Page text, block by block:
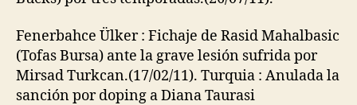
Fenerbahce Ülker : Fichaje de Rasid Mahalbasic
(Tofas Bursa) ante la grave lesión sufrida por
Mirsad Turkcan.(17/02/11). Turquia : Anulada la
sanción por doping a Diana Taurasi